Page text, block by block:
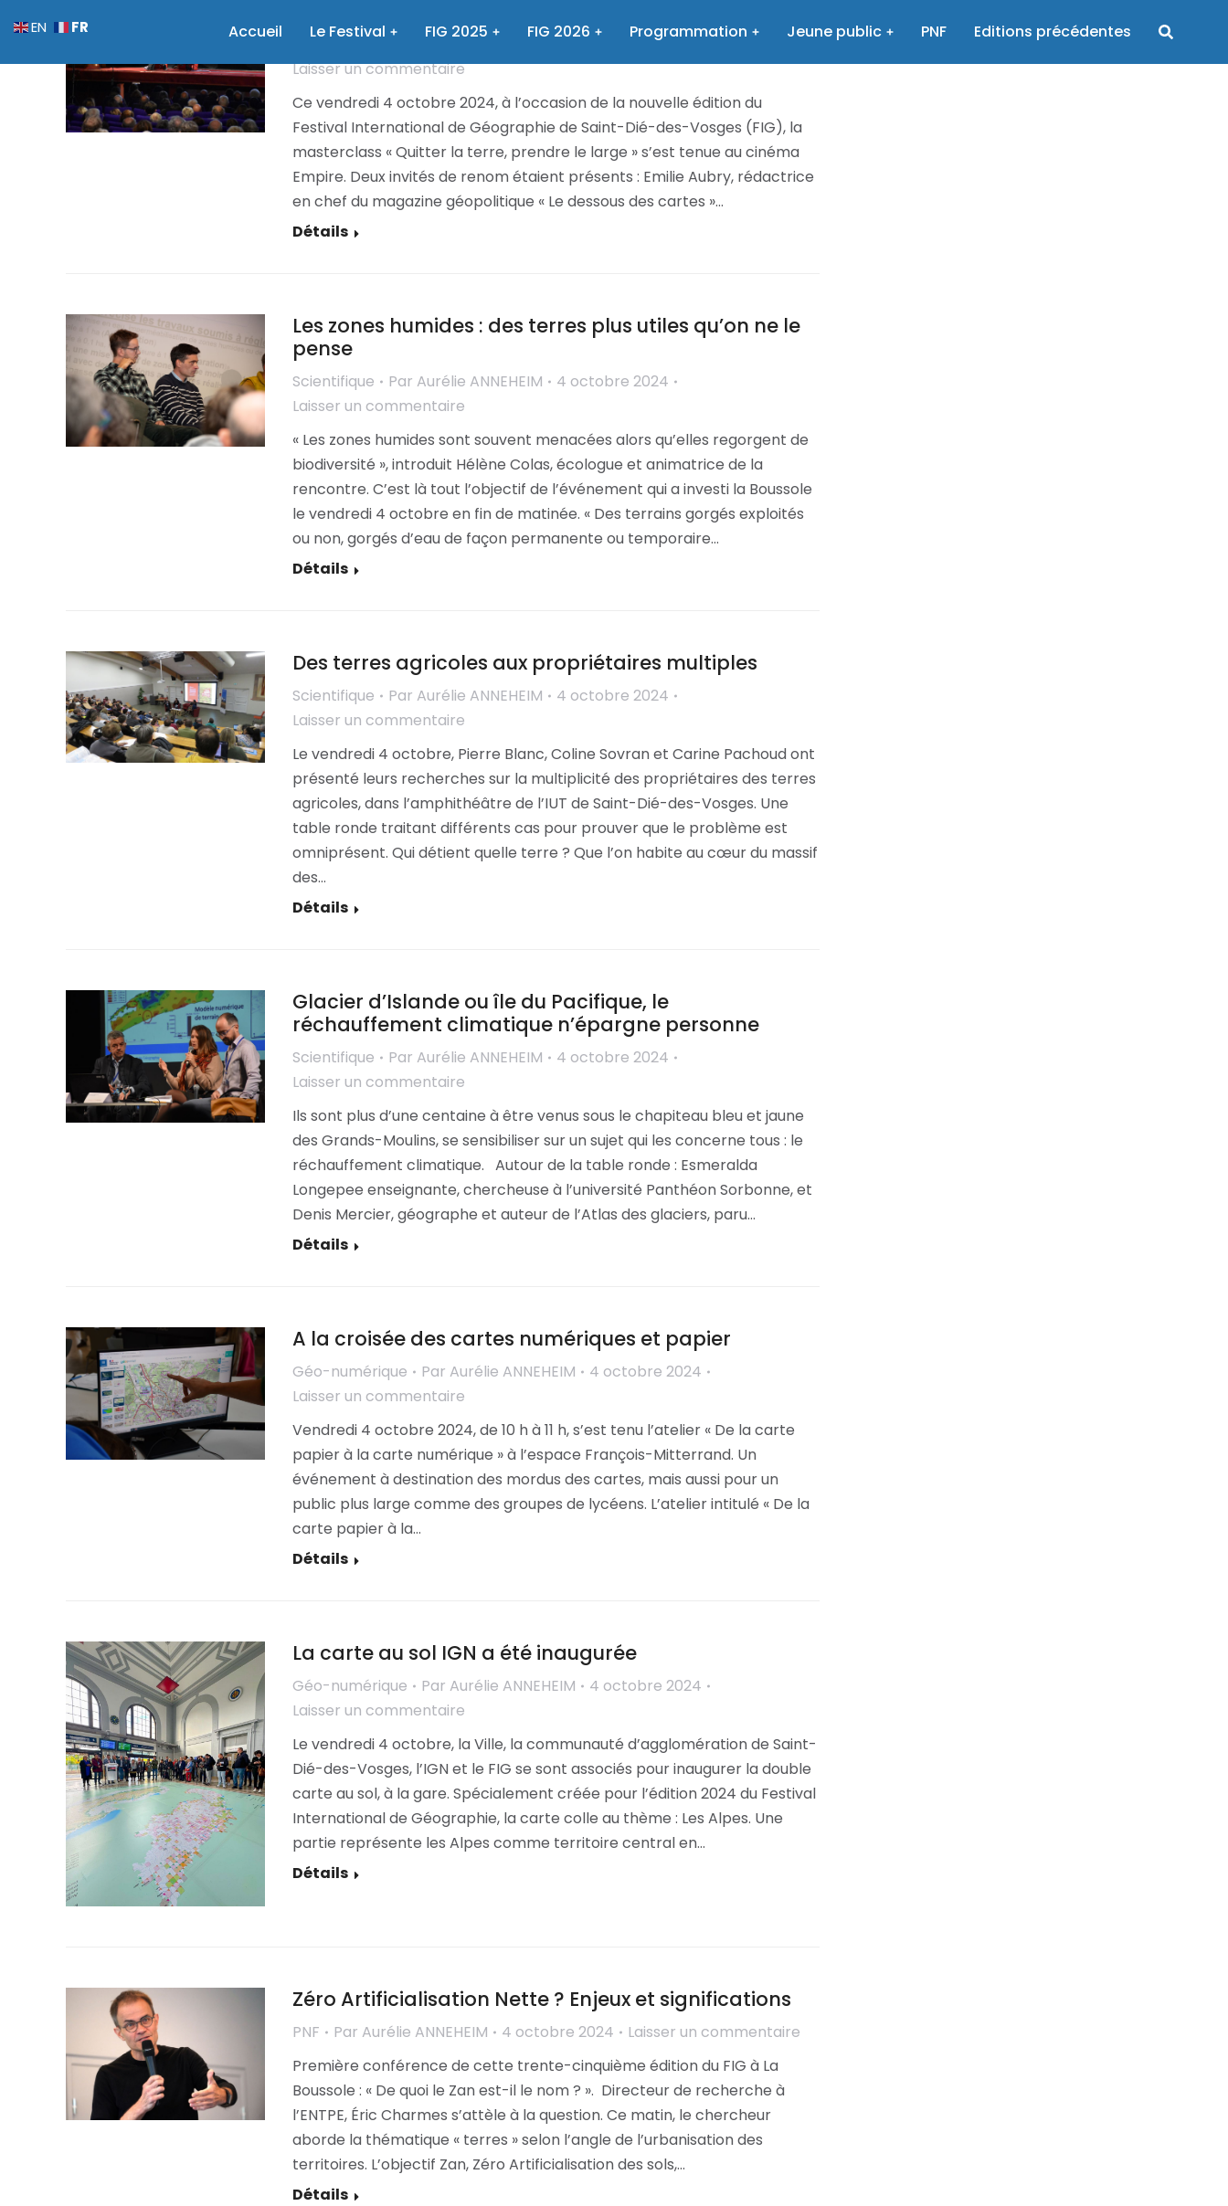
Accueil Le Festival FIG 2025 FIG 2026 Programmation Jeune public PNF Editions précédentes
4 octobre 2024
Laisser un commentaire
Ce vendredi 4 octobre 2024, à l’occasion de la nouvelle édition du
Festival International de Géographie de Saint-Dié-des-Vosges (FIG), la
masterclass « Quitter la terre, prendre le large » s’est tenue au cinéma
Empire. Deux invités de renom étaient présents : Emilie Aubry, rédactrice
en chef du magazine géopolitique « Le dessous des cartes »…
Détails
Les zones humides : des terres plus utiles qu’on ne le
pense
Scientifique Par Aurélie ANNEHEIM
4 octobre 2024
Laisser un commentaire
« Les zones humides sont souvent menacées alors qu’elles regorgent de
biodiversité », introduit Hélène Colas, écologue et animatrice de la
rencontre. C’est là tout l’objectif de l’événement qui a investi la Boussole
le vendredi 4 octobre en fin de matinée. « Des terrains gorgés exploités
ou non, gorgés d’eau de façon permanente ou temporaire…
Détails
Des terres agricoles aux propriétaires multiples
Scientifique Par Aurélie ANNEHEIM
4 octobre 2024
Laisser un commentaire
Le vendredi 4 octobre, Pierre Blanc, Coline Sovran et Carine Pachoud ont
présenté leurs recherches sur la multiplicité des propriétaires des terres
agricoles, dans l’amphithéâtre de l’IUT de Saint-Dié-des-Vosges. Une
table ronde traitant différents cas pour prouver que le problème est
omniprésent. Qui détient quelle terre ? Que l’on habite au cœur du massif
des…
Détails
Glacier d’Islande ou île du Pacifique, le
réchauffement climatique n’épargne personne
Scientifique Par Aurélie ANNEHEIM
4 octobre 2024
Laisser un commentaire
Ils sont plus d’une centaine à être venus sous le chapiteau bleu et jaune
des Grands-Moulins, se sensibiliser sur un sujet qui les concerne tous : le
réchauffement climatique. Autour de la table ronde : Esmeralda
Longepee enseignante, chercheuse à l’université Panthéon Sorbonne, et
Denis Mercier, géographe et auteur de l’Atlas des glaciers, paru…
Détails
A la croisée des cartes numériques et papier
Géo-numérique Par Aurélie ANNEHEIM
4 octobre 2024
Laisser un commentaire
Vendredi 4 octobre 2024, de 10 h à 11 h, s’est tenu l’atelier « De la carte
papier à la carte numérique » à l’espace François-Mitterrand. Un
événement à destination des mordus des cartes, mais aussi pour un
public plus large comme des groupes de lycéens. L’atelier intitulé « De la
carte papier à la…
Détails
La carte au sol IGN a été inaugurée
Géo-numérique Par Aurélie ANNEHEIM
4 octobre 2024
Laisser un commentaire
Le vendredi 4 octobre, la Ville, la communauté d’agglomération de Saint-
Dié-des-Vosges, l’IGN et le FIG se sont associés pour inaugurer la double
carte au sol, à la gare. Spécialement créée pour l’édition 2024 du Festival
International de Géographie, la carte colle au thème : Les Alpes. Une
partie représente les Alpes comme territoire central en…
Détails
Zéro Artificialisation Nette ? Enjeux et significations
PNF Par Aurélie ANNEHEIM 4 octobre 2024
Laisser un commentaire
Première conférence de cette trente-cinquième édition du FIG à La
Boussole : « De quoi le Zan est-il le nom ? ». Directeur de recherche à
l’ENTPE, Éric Charmes s’attèle à la question. Ce matin, le chercheur
aborde la thématique « terres » selon l’angle de l’urbanisation des
territoires. L’objectif Zan, Zéro Artificialisation des sols,…
Détails
EN FR